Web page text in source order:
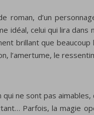
roman, d’un
idéal, celui qui lira
brillant que
l’amertume, le
ne sont pas
Parfois, la magie